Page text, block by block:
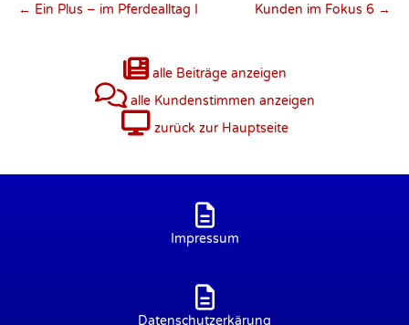
← Ein Plus – im Pferdealltag I Kunden im Fokus 6 →
alle Beiträge anzeigen
alle Kundenstimmen anzeigen
zurück zur Hauptseite
Impressum
Datenschutzerkärung